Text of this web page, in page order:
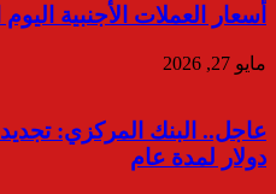
أسعار العملات الأجنبية اليوم الأربعاء
مايو 27, 2026
عاجل.. البنك المركزي: تجديد
دولار لمدة عام